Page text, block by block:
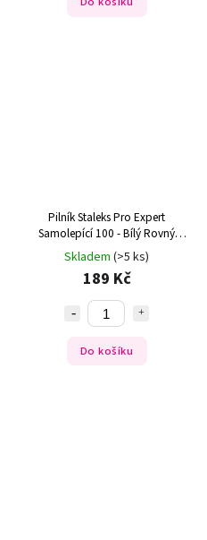
Pilník Staleks Pro Expert
Samolepící 100 - Bílý Rovný
(30ks)
Skladem (>5 ks)
189 Kč
Do košíku